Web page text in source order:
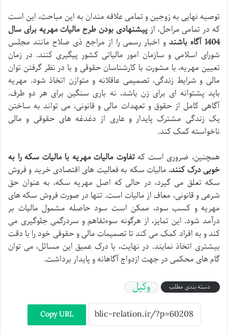
توصیه نهایی به زوجین و تمامی علاقه مندان به این مباحث، این است
که در تمامی مراحل، ازپیشنهادی بودن طرح مالیات مهریه برای سال
1404 آگاه باشند
و اخبار رسمی را از مراجع ذی صلاح مانند مجلس
شورای اسلامی و سازمان امور مالیاتی کشور پیگیری کنند. در زمان
تعیین مهریه، با مشورت با کارشناسان حقوقی و با در نظر گرفتن توان
مالی و شرایط زندگی، تصمیمی عاقلانه و متوازن اتخاذ شود. مهریه
باید پشتوانه ای برای زن باشد، نه باری سنگین برای هر دو طرف.
آگاهی کامل از حقوق و تعهدات مالی و قانونی، می تواند به ساختن
یک زندگی مشترک پایدار و عاری از دغدغه های حقوقی و مالی
ناخواسته کمک کند.
همچنین، ضروری است کهتفاوت مالیات مهریه با مالیات سکه را به
خوبی درک کنند. مالیات سکه به فعالیت های اقتصادی خرید و فروش
سکه تعلق می گیرد، در حالی که اصل مهریه سکه، به عنوان حق
شرعی و قانونی، معاف از مالیات است. تنها در صورت فروش سکه های
مهریه و کسب سود، ممکن است سود حاصله مشمول مالیات بر
درآمد شود. این تمایز، از هرگونه سوءتفاهم و سردرگمی جلوگیری می
کند و به افراد کمک می کند تا تصمیمات مالی و حقوقی خود را با دقت
بیشتری اتخاذ نمایند. در نهایت، با درک عمیق این مسائل، می توان
گام های محکمی در جهت ازدواج آگاهانه و پایدار برداشت.
دسته بندی مطلب وکیل
Copy URL